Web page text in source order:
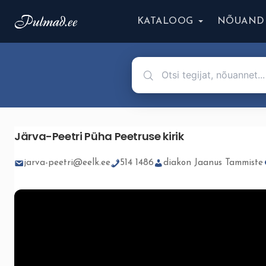
KATALOOG
Järva-Peetri Püha Peetruse kirik
jarva-peetri@eelk.ee 514 1486 diakon Jaanus Tammiste